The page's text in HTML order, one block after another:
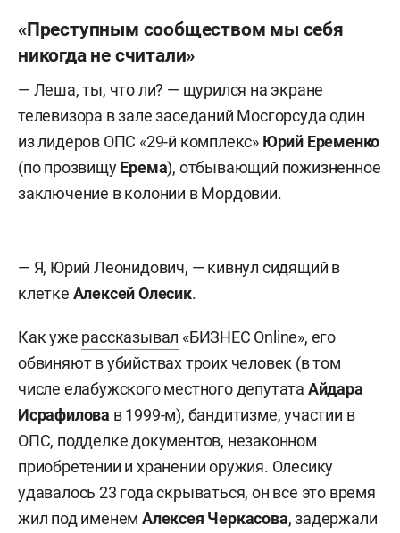
«Преступным сообществом мы себя
никогда не считали»
— Леша, ты, что ли? — щурился на экране
телевизора в зале заседаний Мосгорсуда один
из лидеров ОПС «29-й комплекс» Юрий Еременко
(по прозвищуЕрема), отбывающий пожизненное
заключение в колонии в Мордовии.
— Я, Юрий Леонидович, — кивнул сидящий в
клетке Алексей Олесик.
Как уже рассказывал «БИЗНЕС Online», его
обвиняют в убийствах троих человек (в том
числе елабужского местного депутата Айдара
Исрафилова в 1999-м), бандитизме, участии в
ОПС, подделке документов, незаконном
приобретении и хранении оружия. Олесику
удавалось 23 года скрываться, он все это время
жил под именемАлексея Черкасова, задержали